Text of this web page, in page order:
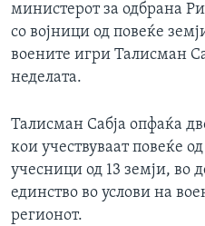
министерот за одбрана
со војници од повеќе
воените игри Талисман
неделата.
Талисман Сабја опфаќа
кои учествуваат повеќе
учесници од 13 земји, во
единство во услови на
регионот.